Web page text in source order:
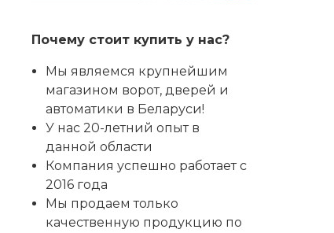
Почему стоит купить у нас?
Мы являемся крупнейшим
магазином ворот, дверей и
автоматики в Беларуси!
У нас 20-летний опыт в
данной области
Компания успешно работает с
2016 года
Мы продаем только
качественную продукцию по